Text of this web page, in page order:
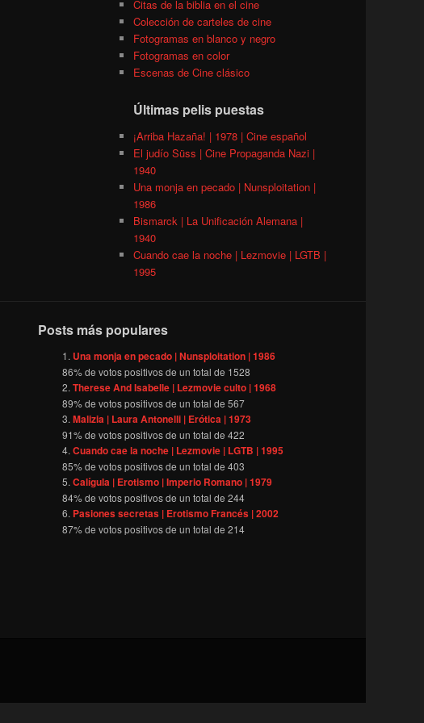
Citas de la biblia en el cine
Colección de carteles de cine
Fotogramas en blanco y negro
Fotogramas en color
Escenas de Cine clásico
Últimas pelis puestas
¡Arriba Hazaña! | 1978 | Cine español
El judío Süss | Cine Propaganda Nazi |
1940
Una monja en pecado | Nunsploitation |
1986
Bismarck | La Unificación Alemana |
1940
Cuando cae la noche | Lezmovie | LGTB |
1995
Posts más populares
Una monja en pecado | Nunsploitation | 1986
86% de votos positivos de un total de 1528
Therese And Isabelle | Lezmovie culto | 1968
89% de votos positivos de un total de567
Malizia | Laura Antonelli | Erótica | 1973
91% de votos positivos de un total de422
Cuando cae la noche | Lezmovie | LGTB | 1995
85% de votos positivos de un total de403
Calígula | Erotismo | Imperio Romano | 1979
84% de votos positivos de un total de244
Pasiones secretas | Erotismo Francés | 2002
87% de votos positivos de un total de214